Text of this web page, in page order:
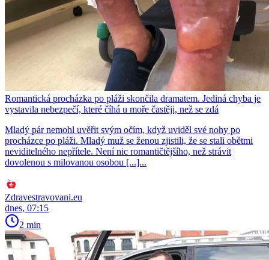
Romantická procházka po pláži skončila dramatem. Jediná chyba je
vystavila nebezpečí, které číhá u moře častěji, než se zdá
Mladý pár nemohl uvěřit svým očím, když uviděl své nohy po
procházce po pláži. Mladý muž se ženou zjistili, že se stali obětmi
neviditelného nepřítele. Není nic romantičtějšího, než strávit
dovolenou s milovanou osobou [...]...
Zdravestravovani.eu
dnes, 07:15
2 min